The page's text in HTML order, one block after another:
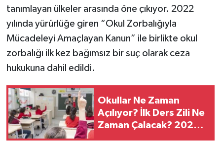
tanımlayan ülkeler arasında öne çıkıyor. 2022
yılında yürürlüğe giren “Okul Zorbalığıyla
Mücadeleyi Amaçlayan Kanun” ile birlikte okul
zorbalığı ilk kez bağımsız bir suç olarak ceza
hukukuna dahil edildi.
Okullar Ne Zaman
Açılıyor? İlk Ders Zili Ne
Zaman Çalacak? 2026-